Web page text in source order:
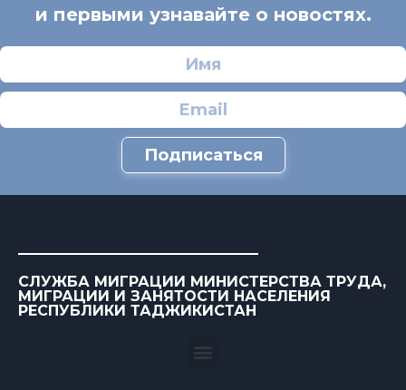
и первыми узнавайте о новостях.
Подписаться
СЛУЖБА МИГРАЦИИ МИНИСТЕРСТВА ТРУДА,
МИГРАЦИИ И ЗАНЯТОСТИ НАСЕЛЕНИЯ
РЕСПУБЛИКИ ТАДЖИКИСТАН